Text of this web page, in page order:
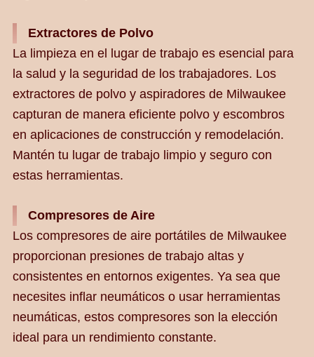
Extractores de Polvo
La limpieza en el lugar de trabajo es esencial para
la salud y la seguridad de los trabajadores. Los
extractores de polvo y aspiradores de Milwaukee
capturan de manera eficiente polvo y escombros
en aplicaciones de construcción y remodelación.
Mantén tu lugar de trabajo limpio y seguro con
estas herramientas.
Compresores de Aire
Los compresores de aire portátiles de Milwaukee
proporcionan presiones de trabajo altas y
consistentes en entornos exigentes. Ya sea que
necesites inflar neumáticos o usar herramientas
neumáticas, estos compresores son la elección
ideal para un rendimiento constante.